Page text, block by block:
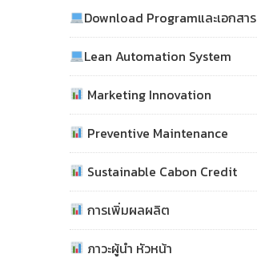
Download Programและเอกสาร
Lean Automation System
Marketing Innovation
Preventive Maintenance
Sustainable Cabon Credit
การเพิ่มผลผลิต
ภาวะผู้นำ หัวหน้า